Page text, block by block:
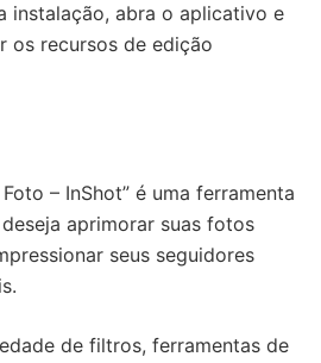
instalação, abra o aplicativo e
os recursos de edição
– InShot” é uma ferramenta
aprimorar suas fotos
seus seguidores
de filtros, ferramentas de